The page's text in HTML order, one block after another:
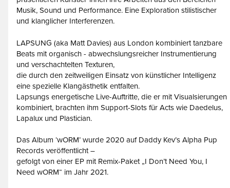
Musik, Sound und Performance. Eine Exploration stilistischer
und klanglicher Interferenzen.
LAPSUNG (aka Matt Davies) aus London kombiniert tanzbare
Beats mit organisch - abwechslungsreicher Instrumentierung
und verschachtelten Texturen,
die durch den zeitweiligen Einsatz von künstlicher Intelligenz
eine spezielle Klangästhetik entfalten.
Lapsungs energetische Live-Auftritte, die er mit Visualsierungen
kombiniert, brachten ihm Support-Slots für Acts wie Daedelus,
Lapalux und Plastician.
Das Album ‘wORM’ wurde 2020 auf Daddy Kev’s Alpha Pup
Records veröffentlicht –
gefolgt von einer EP mit Remix-Paket „I Don’t Need You, I
Need wORM“ im Jahr 2021.